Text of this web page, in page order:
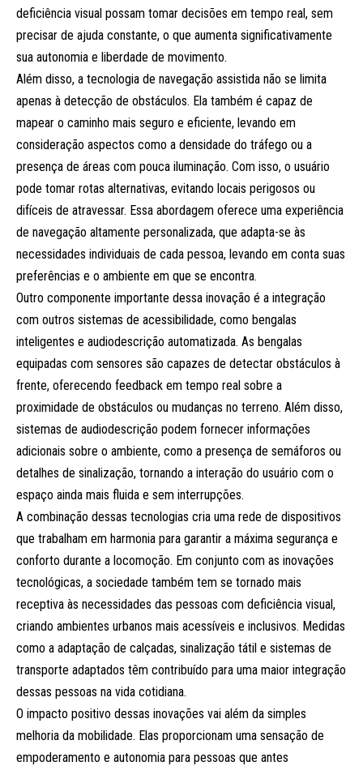
deficiência visual possam tomar decisões em tempo real, sem
precisar de ajuda constante, o que aumenta significativamente
sua autonomia e liberdade de movimento.
Além disso, a tecnologia de navegação assistida não se limita
apenas à detecção de obstáculos. Ela também é capaz de
mapear o caminho mais seguro e eficiente, levando em
consideração aspectos como a densidade do tráfego ou a
presença de áreas com pouca iluminação. Com isso, o usuário
pode tomar rotas alternativas, evitando locais perigosos ou
difíceis de atravessar. Essa abordagem oferece uma experiência
de navegação altamente personalizada, que adapta-se às
necessidades individuais de cada pessoa, levando em conta suas
preferências e o ambiente em que se encontra.
Outro componente importante dessa inovação é a integração
com outros sistemas de acessibilidade, como bengalas
inteligentes e audiodescrição automatizada. As bengalas
equipadas com sensores são capazes de detectar obstáculos à
frente, oferecendo feedback em tempo real sobre a
proximidade de obstáculos ou mudanças no terreno. Além disso,
sistemas de audiodescrição podem fornecer informações
adicionais sobre o ambiente, como a presença de semáforos ou
detalhes de sinalização, tornando a interação do usuário com o
espaço ainda mais fluida e sem interrupções.
A combinação dessas tecnologias cria uma rede de dispositivos
que trabalham em harmonia para garantir a máxima segurança e
conforto durante a locomoção. Em conjunto com as inovações
tecnológicas, a sociedade também tem se tornado mais
receptiva às necessidades das pessoas com deficiência visual,
criando ambientes urbanos mais acessíveis e inclusivos. Medidas
como a adaptação de calçadas, sinalização tátil e sistemas de
transporte adaptados têm contribuído para uma maior integração
dessas pessoas na vida cotidiana.
O impacto positivo dessas inovações vai além da simples
melhoria da mobilidade. Elas proporcionam uma sensação de
empoderamento e autonomia para pessoas que antes